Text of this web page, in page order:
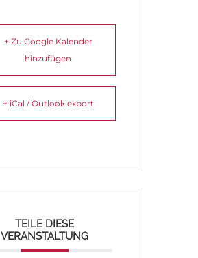
+ Zu Google Kalender
hinzufügen
+ iCal / Outlook export
TEILE DIESE
VERANSTALTUNG